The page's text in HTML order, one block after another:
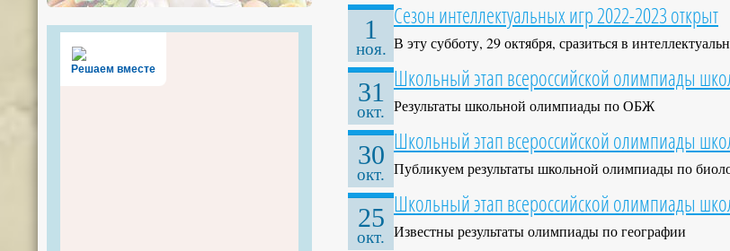
Решаем вместе
1
ноя.
Сезон интеллектуальных игр 2022-2023 открыт
В эту субботу, 29 октября, сразиться в
31
окт.
Школьный этап всероссийской олимпиады
Результаты школьной олимпиады по ОБЖ
30
окт.
Школьный этап всероссийской олимпиады
Публикуем результаты школьной олимпиады по
25
окт.
Школьный этап всероссийской олимпиады
Известны результаты олимпиады по географии